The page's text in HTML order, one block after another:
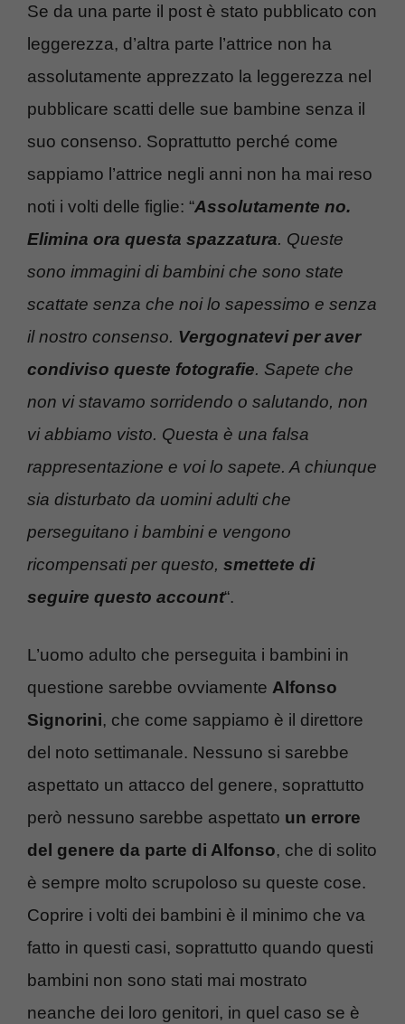
Se da una parte il post è stato pubblicato con
leggerezza, d’altra parte l’attrice non ha
assolutamente apprezzato la leggerezza nel
pubblicare scatti delle sue bambine senza il
suo consenso. Soprattutto perché come
sappiamo l’attrice negli anni non ha mai reso
noti i volti delle figlie: “Assolutamente no.
Elimina ora questa spazzatura. Queste
sono immagini di bambini che sono state
scattate senza che noi lo sapessimo e senza
il nostro consenso. Vergognatevi per aver
condiviso queste fotografie. Sapete che
non vi stavamo sorridendo o salutando, non
vi abbiamo visto. Questa è una falsa
rappresentazione e voi lo sapete. A chiunque
sia disturbato da uomini adulti che
perseguitano i bambini e vengono
ricompensati per questo, smettete di
seguire questo account“.
L’uomo adulto che perseguita i bambini in
questione sarebbe ovviamente Alfonso
Signorini, che come sappiamo è il direttore
del noto settimanale. Nessuno si sarebbe
aspettato un attacco del genere, soprattutto
però nessuno sarebbe aspettato un errore
del genere da parte di Alfonso, che di solito
è sempre molto scrupoloso su queste cose.
Coprire i volti dei bambini è il minimo che va
fatto in questi casi, soprattutto quando questi
bambini non sono stati mai mostrato
neanche dei loro genitori, in quel caso se è